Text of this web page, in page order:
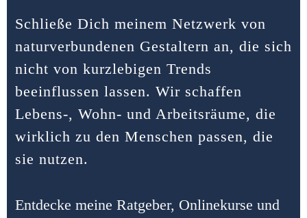
Schließe Dich meinem Netzwerk von
naturverbundenen Gestaltern an, die sich
nicht von kurzlebigen Trends
beeinflussen lassen. Wir schaffen
Lebens-, Wohn- und Arbeitsräume, die
wirklich zu den Menschen passen, die
sie nutzen.
Entdecke meine Ratgeber, Onlinekurse und